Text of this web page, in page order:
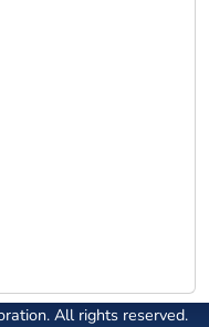
All rights reserved.